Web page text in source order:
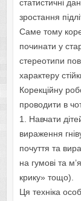
статистичні
зростання
Саме тому
починати у
стереотипи
характеру
Корекційну
проводити в
1. Навчати
вираження
почуття та
на гумові та
крику» тощо).
Ця техніка